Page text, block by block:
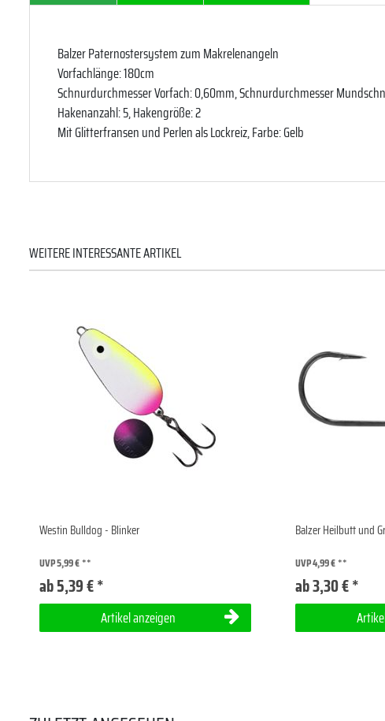
Balzer Paternostersystem zum Makrelenangeln
Vorfachlänge: 180cm
Schnurdurchmesser Vorfach: 0,60mm, Schnurdurchmesser
Hakenanzahl: 5, Hakengröße: 2
Mit Glitterfransen und Perlen als Lockreiz, Farbe: Gelb
WEITERE INTERESSANTE ARTIKEL
Westin Bulldog - Blinker
UVP 5,99 €
ab 5,39 € *
Artikel anzeigen
Balzer Heilbutt und
UVP 4,99 €
ab 3,30 € *